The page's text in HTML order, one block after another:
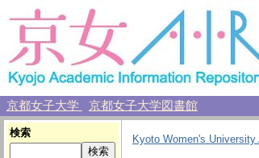
京都女子大学 京都女子大学図書館
検索
Kyoto Women's